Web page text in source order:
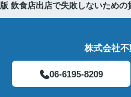
飲食店出店で失敗しないための
株式会社
06-6195-8209